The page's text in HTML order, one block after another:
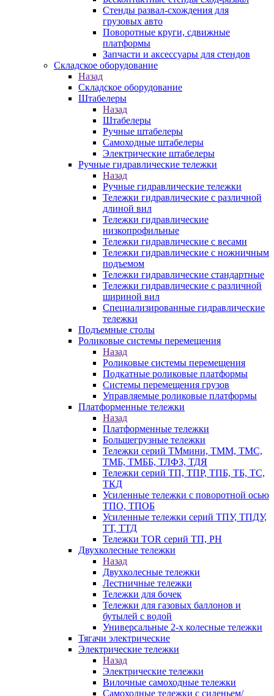
Стенды развал-схождения для
грузовых авто
Поворотные круги, сдвижные
платформы
Запчасти и аксессуары для стендов
Складское оборудование
Назад
Складское оборудование
Штабелеры
Назад
Штабелеры
Ручные штабелеры
Самоходные штабелеры
Электрические штабелеры
Ручные гидравлические тележки
Назад
Ручные гидравлические тележки
Тележки гидравлические с различной
длиной вил
Тележки гидравлические
низкопрофильные
Тележки гидравлические с весами
Тележки гидравлические с ножничным
подъемом
Тележки гидравлические стандартные
Тележки гидравлические с различной
шириной вил
Специализированные гидравлические
тележки
Подъемные столы
Роликовые системы перемещения
Назад
Роликовые системы перемещения
Подкатные роликовые платформы
Системы перемещения грузов
Управляемые роликовые платформы
Платформенные тележки
Назад
Платформенные тележки
Большегрузные тележки
Тележки серий ТМмини, ТММ, ТМС,
ТМБ, ТМББ, ТЛФЗ, ТДЯ
Тележки серий ТП, ТПР, ТПБ, ТБ, ТС,
ТКД
Усиленные тележки с поворотной осью
ТПО, ТПОБ
Усиленные тележки серий ТПУ, ТПДУ,
ТТ, ТТД
Тележки TOR серий ТП, PH
Двухколесные тележки
Назад
Двухколесные тележки
Лестничные тележки
Тележки для бочек
Тележки для газовых баллонов и
бутылей с водой
Универсальные 2-х колесные тележки
Тягачи электрические
Электрические тележки
Назад
Электрические тележки
Вилочные самоходные тележки
Самоходные тележки с сиденьем/